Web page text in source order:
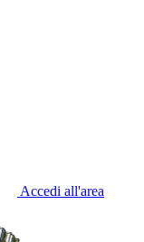
Accedi all'area